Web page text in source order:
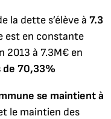
la dette s’élève à 7.3
est en constante
2013 à 7.3M€ en
de 70,33%
se maintient à
le maintien des